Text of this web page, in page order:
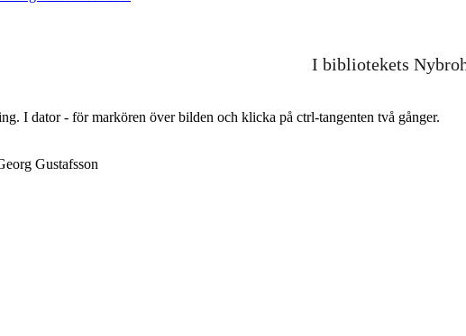
I bibliotekets
I dator - för markören över bilden och klicka på ctrl-tangenten två gånger.
Gustafsson